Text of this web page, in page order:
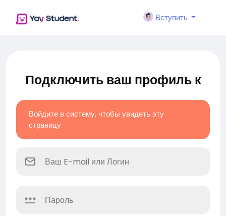
Вступить
Подключить ваш профиль к
Войдите в систему, чтобы увидеть эту
страницу